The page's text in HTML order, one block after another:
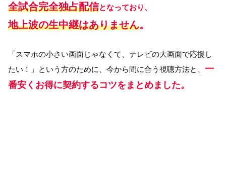
全試合完全独占配信となっており、
地上波の生中継はありません。
「スマホの小さい画面じゃなくて、テレビの大画面で応援し
たい！」という方のために、今から間に合う視聴方法と、 一
番安くお得に契約するコツをまとめました。